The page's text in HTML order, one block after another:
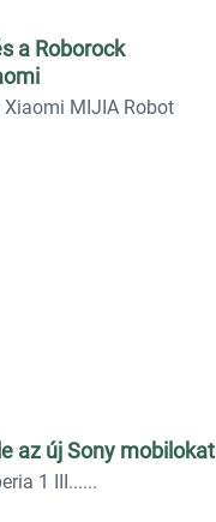
a Roborock
MIJIA Robot
az új Sony mobilokat
1 III...